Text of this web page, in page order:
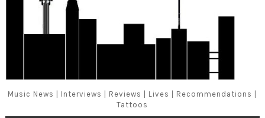
Music News | Interviews | Reviews | Lives | Recommendations |
Tattoos